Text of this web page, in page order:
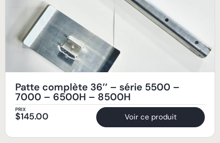
Patte complète 36’’ – série 5500 –
7000 – 6500H – 8500H
PRIX
$145.00 Voir ce produit